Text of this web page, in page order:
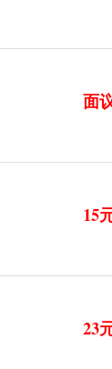
中
面
15
23